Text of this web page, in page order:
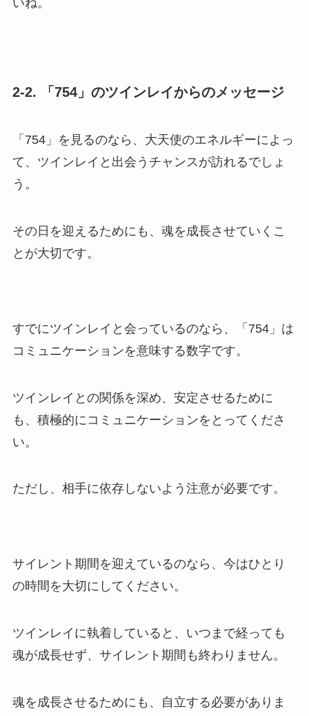
2-2. 「754」のツインレイからのメッセージ
「754」を見るのなら、大天使のエネルギーによっ
て、ツインレイと出会うチャンスが訪れるでしょ
う。
その日を迎えるためにも、魂を成長させていくこ
とが大切です。
すでにツインレイと会っているのなら、「754」は
コミュニケーションを意味する数字です。
ツインレイとの関係を深め、安定させるために
も、積極的にコミュニケーションをとってくださ
い。
ただし、相手に依存しないよう注意が必要です。
サイレント期間を迎えているのなら、今はひとり
の時間を大切にしてください。
ツインレイに執着していると、いつまで経っても
魂が成長せず、サイレント期間も終わりません。
魂を成長させるためにも、自立する必要がありま